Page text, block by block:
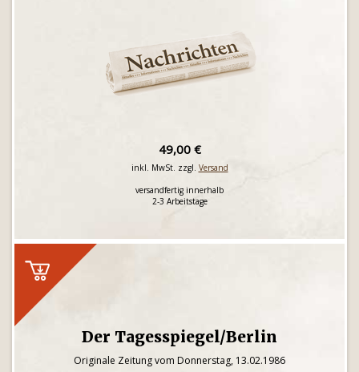
49,00 €
inkl. MwSt. zzgl. Versand
versandfertig innerhalb
2-3 Arbeitstage
Der Tagesspiegel/Berlin
Originale Zeitung vom Donnerstag, 13.02.1986